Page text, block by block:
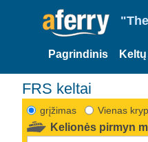
Pagrindinis
FRS keltai
grįžimas Vienas
Kelionės pirmyn